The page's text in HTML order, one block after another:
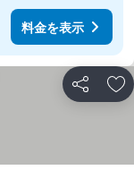
料金を表示
シェア お